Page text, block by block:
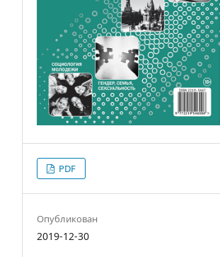
PDF
Опубликован
2019-12-30